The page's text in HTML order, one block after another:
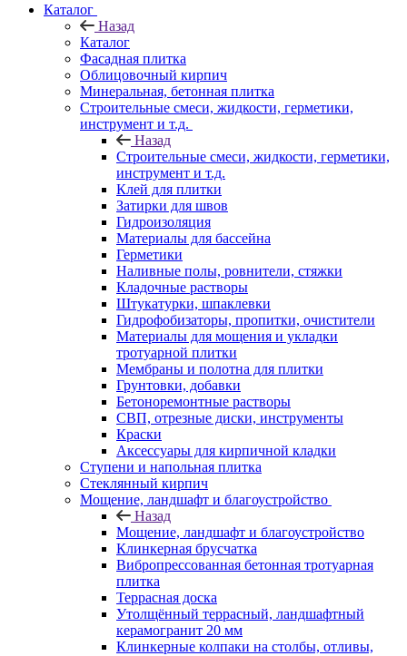
Каталог
Назад
Каталог
Фасадная плитка
Облицовочный кирпич
Минеральная, бетонная плитка
Строительные смеси, жидкости, герметики,
инструмент и т.д.
Назад
Строительные смеси, жидкости, герметики,
инструмент и т.д.
Клей для плитки
Затирки для швов
Гидроизоляция
Материалы для бассейна
Герметики
Наливные полы, ровнители, стяжки
Кладочные растворы
Штукатурки, шпаклевки
Гидрофобизаторы, пропитки, очистители
Материалы для мощения и укладки
тротуарной плитки
Мембраны и полотна для плитки
Грунтовки, добавки
Бетоноремонтные растворы
СВП, отрезные диски, инструменты
Краски
Аксессуары для кирпичной кладки
Ступени и напольная плитка
Cтеклянный кирпич
Мощение, ландшафт и благоустройство
Назад
Мощение, ландшафт и благоустройство
Клинкерная брусчатка
Вибропрессованная бетонная тротуарная
плитка
Террасная доска
Утолщённый террасный, ландшафтный
керамогранит 20 мм
Клинкерные колпаки на столбы, отливы,